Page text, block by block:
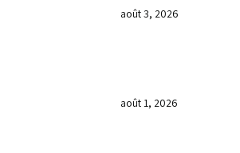
août 3, 2026
août 1, 2026